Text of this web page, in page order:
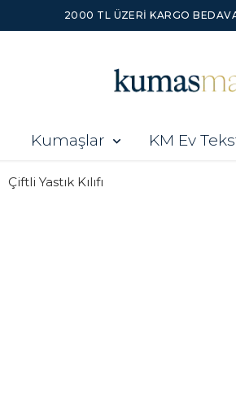
2000 TL ÜZERI KARGO
Kumaşlar KM Ev
Çiftli Yastık Kılıfı